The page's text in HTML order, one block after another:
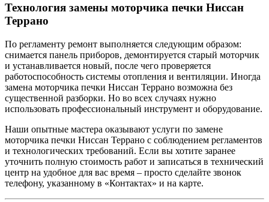
Технология замены моторчика печки Ниссан
Террано
По регламенту ремонт выполняется следующим образом:
снимается панель приборов, демонтируется старый моторчик
и устанавливается новый, после чего проверяется
работоспособность системы отопления и вентиляции. Иногда
замена моторчика печки Ниссан Террано возможна без
существенной разборки. Но во всех случаях нужно
использовать профессиональный инструмент и оборудование.
Наши опытные мастера оказывают услуги по замене
моторчика печки Ниссан Террано с соблюдением регламентов
и технологических требований. Если вы хотите заранее
уточнить полную стоимость работ и записаться в технический
центр на удобное для вас время – просто сделайте звонок
телефону, указанному в «Контактах» и на карте.